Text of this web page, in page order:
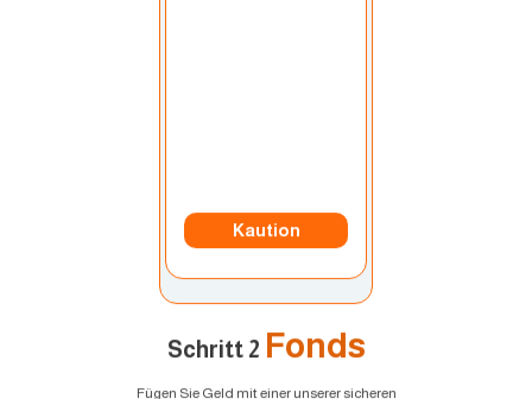
Kaution
Schritt 2 Fonds
Fügen Sie Geld mit einer unserer sicheren